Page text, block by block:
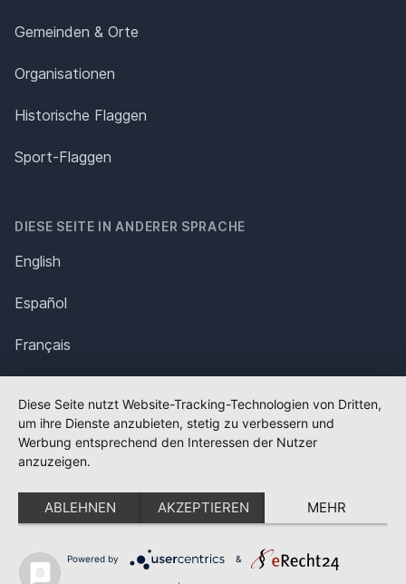
Gemeinden & Orte
Organisationen
Historische Flaggen
Sport-Flaggen
DIESE SEITE IN ANDERER SPRACHE
English
Español
Français
Polska
Português
Nederlands
Svenska
Diese Seite nutzt Website-Tracking-Technologien von Dritten,
um ihre Dienste anzubieten, stetig zu verbessern und
Werbung entsprechend den Interessen der Nutzer
anzuzeigen.
ABLEHNEN AKZEPTIEREN MEHR
Powered by &